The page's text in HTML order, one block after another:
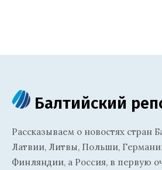
Балтийский
Рассказываем о новостях стран
Латвии, Литвы, Польши,
Финляндии, а Россия, в первую